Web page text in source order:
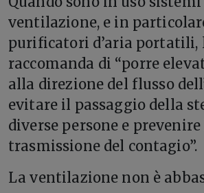
ventilazione, e in
purificatori d’aria portatili,
raccomanda di “porre
alla direzione del flusso
evitare il passaggio della
diverse persone e prevenire
trasmissione del contagio”.
La ventilazione non è